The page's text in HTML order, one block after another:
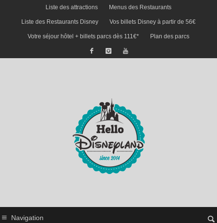
Liste des attractions Menus des Restaurants
Liste des Restaurants Disney Vos billets Disney à partir de 56€
Votre séjour hôtel + billets parcs dès 111€* Plan des parcs
Navigation